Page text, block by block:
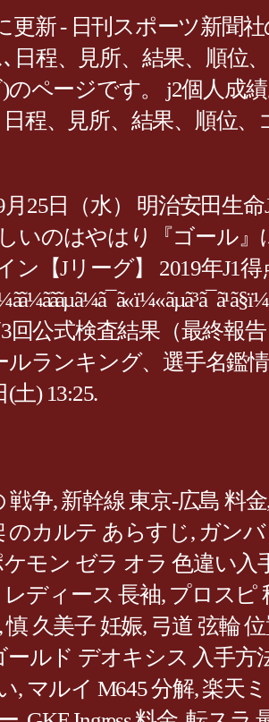
新 - 日刊スポーツ新聞
､日程、見所、結果、順
ページです。 j2個人成
程、見所、結果、順位
月25日（水） 明治安田
のはやはり『ゴール』
【Jリーグ】 2019年J1
公式検査結果（最終報
ランキング、選手名鑑
土) 13:25.
戦争,新幹線 東京-広島 料金
のカルテ あらすじ, ガン
モン ゼラ オラ 色違い入
ディース 長袖, プロスピ
慎 久美子 妊娠, 弓道 弦輪
ルド デオキシス 入手方
, マルイ M645 分解,楽天